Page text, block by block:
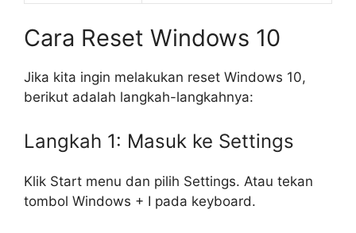
Cara Reset Windows 10
Jika kita ingin melakukan reset Windows 10,
berikut adalah langkah-langkahnya:
Langkah 1: Masuk ke Settings
Klik Start menu dan pilih Settings. Atau tekan
tombol Windows + I pada keyboard.